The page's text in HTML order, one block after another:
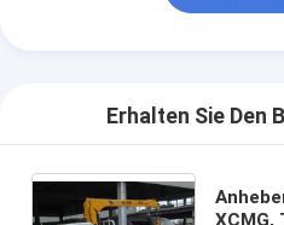
Erhalten Sie Den
XCMG,